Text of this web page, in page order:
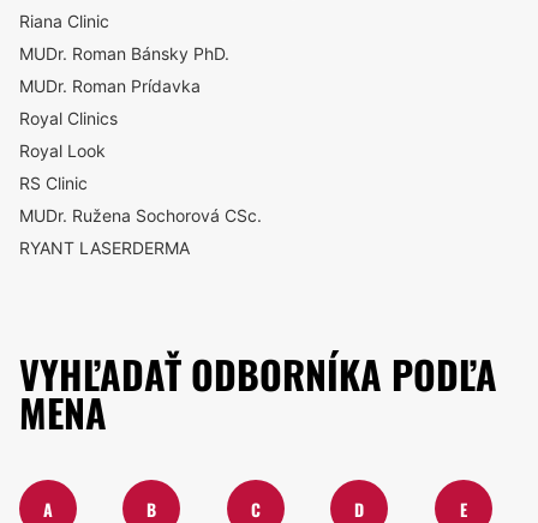
Riana Clinic
MUDr. Roman Bánsky PhD.
MUDr. Roman Prídavka
Royal Clinics
Royal Look
RS Clinic
MUDr. Ružena Sochorová CSc.
RYANT LASERDERMA
VYHĽADAŤ ODBORNÍKA PODĽA
MENA
A B C D E